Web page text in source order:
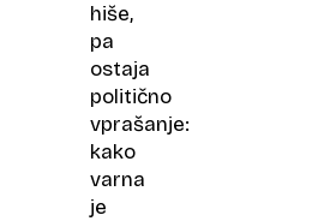
hiše,
pa
ostaja
politično
vprašanje:
kako
varna
je